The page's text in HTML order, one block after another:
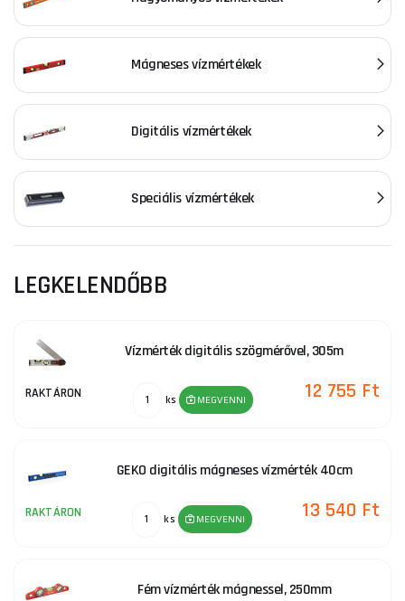
átvinni egy síkot.
Kínálatunkban számos márkájú és különböző méretű
vízmértéket talál, amelyek közül mindenki kedvére válogathat.
Csak válasszon. A kiválasztással, vásárlással vagy fizetéssel
kapcsolatos tanácsadásért ne habozzon kapcsolatba lépni
velünk, szívesen segítünk Önnek.
Mágneses vízmértékek
Digitális vízmértékek
Speciális vízmértékek
LEGKELENDŐBB
Vízmérték digitális szögmérővel, 305m
RAKTÁRON ks MEGVENNI 12 755 Ft
GEKO digitális mágneses vízmérték 40cm
RAKTÁRON ks MEGVENNI 13 540 Ft
Fém vízmérték mágnessel, 250mm